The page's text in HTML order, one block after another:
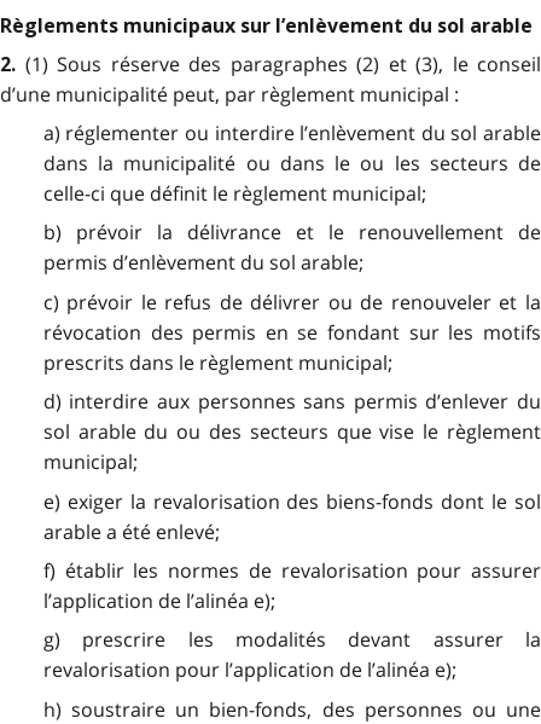
Règlements municipaux sur l’enlèvement du sol arable
2. (1) Sous réserve des paragraphes (2) et (3), le conseil
d’une municipalité peut, par règlement municipal :
a) réglementer ou interdire l’enlèvement du sol arable
dans la municipalité ou dans le ou les secteurs de
celle-ci que définit le règlement municipal;
b) prévoir la délivrance et le renouvellement de
permis d’enlèvement du sol arable;
c) prévoir le refus de délivrer ou de renouveler et la
révocation des permis en se fondant sur les motifs
prescrits dans le règlement municipal;
d) interdire aux personnes sans permis d’enlever du
sol arable du ou des secteurs que vise le règlement
municipal;
e) exiger la revalorisation des biens-fonds dont le sol
arable a été enlevé;
f) établir les normes de revalorisation pour assurer
l’application de l’alinéa e);
g) prescrire les modalités devant assurer la
revalorisation pour l’application de l’alinéa e);
h) soustraire un bien-fonds, des personnes ou une